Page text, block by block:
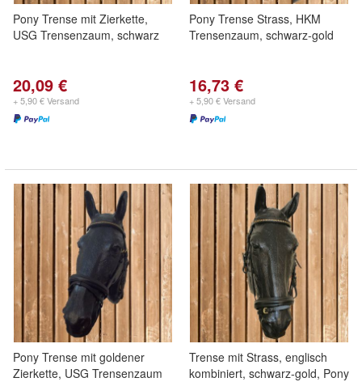
Pony Trense mit Zierkette,
USG Trensenzaum, schwarz
20,09 €
+ 5,90 € Versand
Pony Trense Strass, HKM
Trensenzaum, schwarz-gold
16,73 €
+ 5,90 € Versand
Pony Trense mit goldener
Zierkette, USG Trensenzaum
Trense mit Strass, englisch
kombiniert, schwarz-gold, Pony